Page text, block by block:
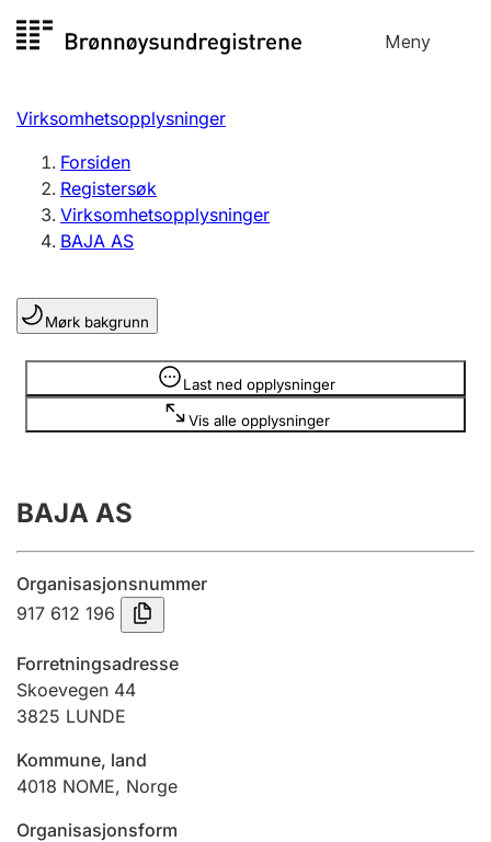
til
Meny
Registersøk
Aksjeselskap
Enkeltpersonforetak
Registrere, endre, slette
Lag og forening
Registrere, endre, slette
Årsregnskap
Innsending og forsinkelsesgebyr
Tinglysing
Jeger
Ektepaktveileder
Virksomhetsopplysninger
Forsiden
Registersøk
Virksomhetsopplysninger
BAJA AS
Mørk bakgrunn
Last ned opplysninger
Vis alle opplysninger
Opplysninger er skjult
BAJA AS
Organisasjonsnummer
917 612 196
Forretningsadresse
Skoevegen 44
3825 LUNDE
Kommune, land
4018 NOME, Norge
Organisasjonsform